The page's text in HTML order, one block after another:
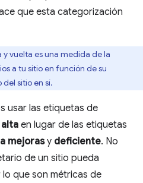
que esta categorización
y vuelta es una medida de la
a tu sitio en función de su
sitio en sí.
usar las etiquetas de
alta en lugar de las etiquetas
mejorasy deficiente. No
de un sitio pueda
que son métricas de